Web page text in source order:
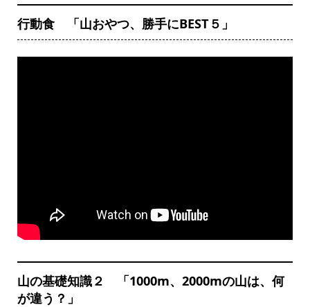
行動食 「山おやつ、勝手にBEST５」
山の基礎知識２ 「1000m、2000mの山は、何
が違う？」